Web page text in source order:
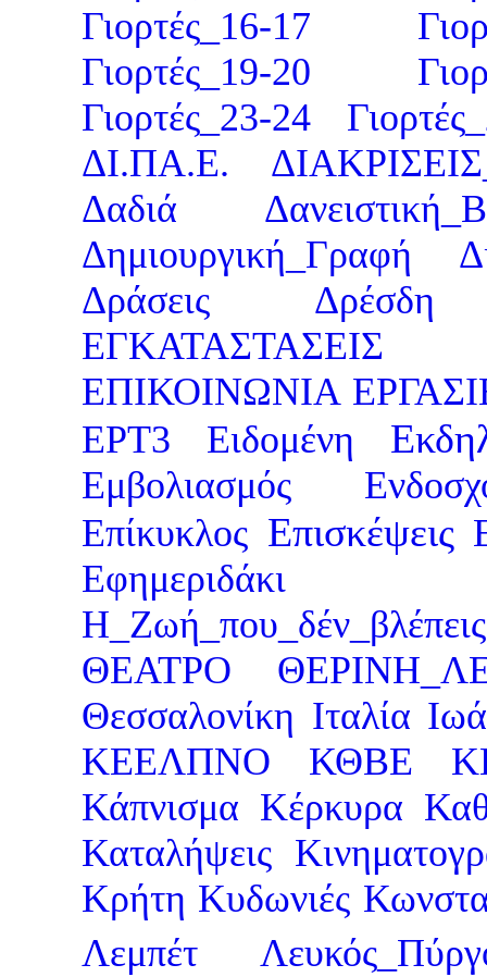
Γιορτές_16-17
Γιορτές_19-20
Γιορτές_23-24
ΔΙ.ΠΑ.Ε.
Δαδιά
Δημιουργική_Γραφή
Δράσεις
Δρέσδη
ΕΓΚΑΤΑΣΤΑΣΕΙΣ
ΕΠΙΚΟΙΝΩΝΙΑ
ΕΡΤ3
Ειδομένη
Εμβολιασμός
Επίκυκλος Επισκέψεις
Εφημεριδάκι
Η_Ζωή_που_δέν_βλέπεις
ΘΕΑΤΡΟ
Θεσσαλονίκη Ιταλία
ΚΕΕΛΠΝΟ
ΚΘΒΕ
Κάπνισμα Κέρκυρα
Καταλήψεις
Κρήτη Κυδωνιές
Λεμπέτ